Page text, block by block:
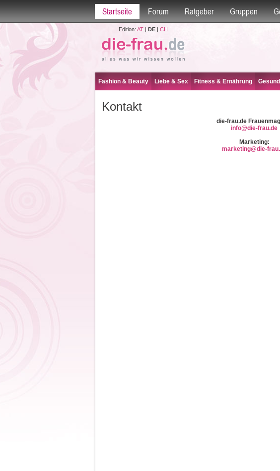
Startseite Forum Ratgeber Gruppen
Edition: AT| DE| CH
Fashion & Beauty Liebe & Sex Fitness & Ernährung
Kontakt
die-frau.de
info@die-frau.de
Marketing:
marketing@die-